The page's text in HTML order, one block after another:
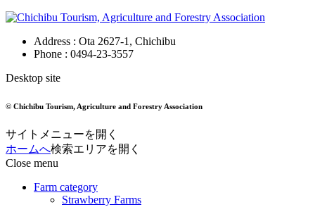
Address : Ota 2627-1, Chichibu
Phone : 0494-23-3557
Desktop site
© Chichibu Tourism, Agriculture and Forestry Association
サイトメニューを開く
ホームへ検索エリアを開く
Close menu
Farm category
Strawberry Farms